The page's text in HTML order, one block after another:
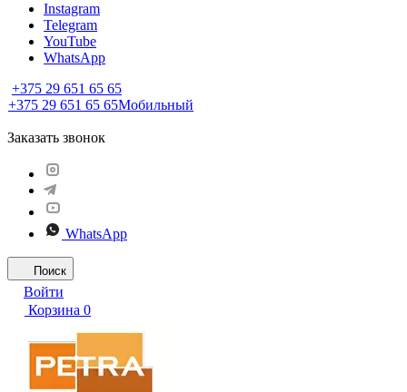
Instagram
Telegram
YouTube
WhatsApp
+375 29 651 65 65
+375 29 651 65 65Мобильный
Заказать звонок
WhatsApp
Поиск
Войти
Корзина 0